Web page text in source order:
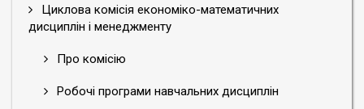
Циклова комісія економіко-математичних
дисциплін і менеджменту
Про комісію
Робочі програми навчальних дисциплін